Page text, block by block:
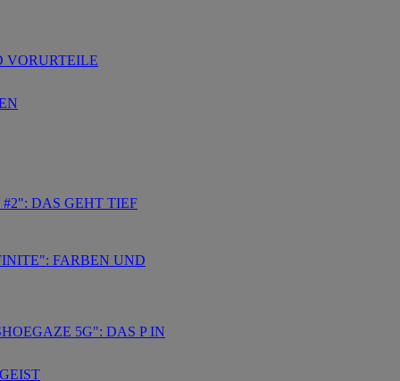
VORURTEILE
DAS GEHT TIEF
FARBEN UND
5G": DAS P IN